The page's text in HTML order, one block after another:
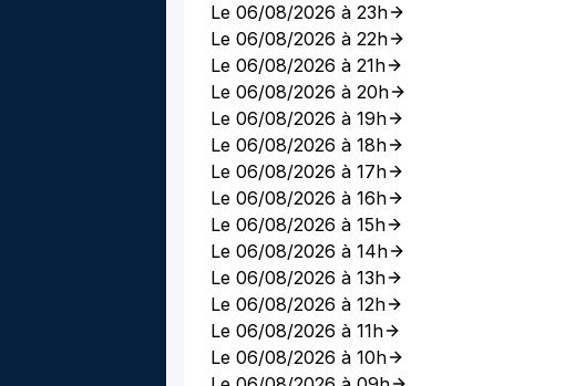
Le 06/08/2026 à 23h
Le 06/08/2026 à 22h
Le 06/08/2026 à 21h
Le 06/08/2026 à 20h
Le 06/08/2026 à 19h
Le 06/08/2026 à 18h
Le 06/08/2026 à 17h
Le 06/08/2026 à 16h
Le 06/08/2026 à 15h
Le 06/08/2026 à 14h
Le 06/08/2026 à 13h
Le 06/08/2026 à 12h
Le 06/08/2026 à 11h
Le 06/08/2026 à 10h